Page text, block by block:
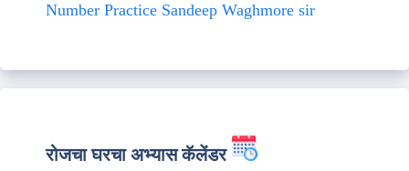
Number Practice Sandeep Waghmore sir
रोजचा घरचा अभ्यास कॅलेंडर